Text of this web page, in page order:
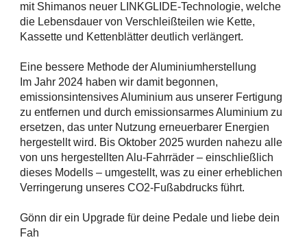
mit Shimanos neuer LINKGLIDE-Technologie, welche
die Lebensdauer von Verschleißteilen wie Kette,
Kassette und Kettenblätter deutlich verlängert.
Eine bessere Methode der Aluminiumherstellung
Im Jahr 2024 haben wir damit begonnen,
emissionsintensives Aluminium aus unserer Fertigung
zu entfernen und durch emissionsarmes Aluminium zu
ersetzen, das unter Nutzung erneuerbarer Energien
hergestellt wird. Bis Oktober 2025 wurden nahezu alle
von uns hergestellten Alu-Fahrräder – einschließlich
dieses Modells – umgestellt, was zu einer erheblichen
Verringerung unseres CO2-Fußabdrucks führt.
Gönn dir ein Upgrade für deine Pedale und liebe dein
Fah